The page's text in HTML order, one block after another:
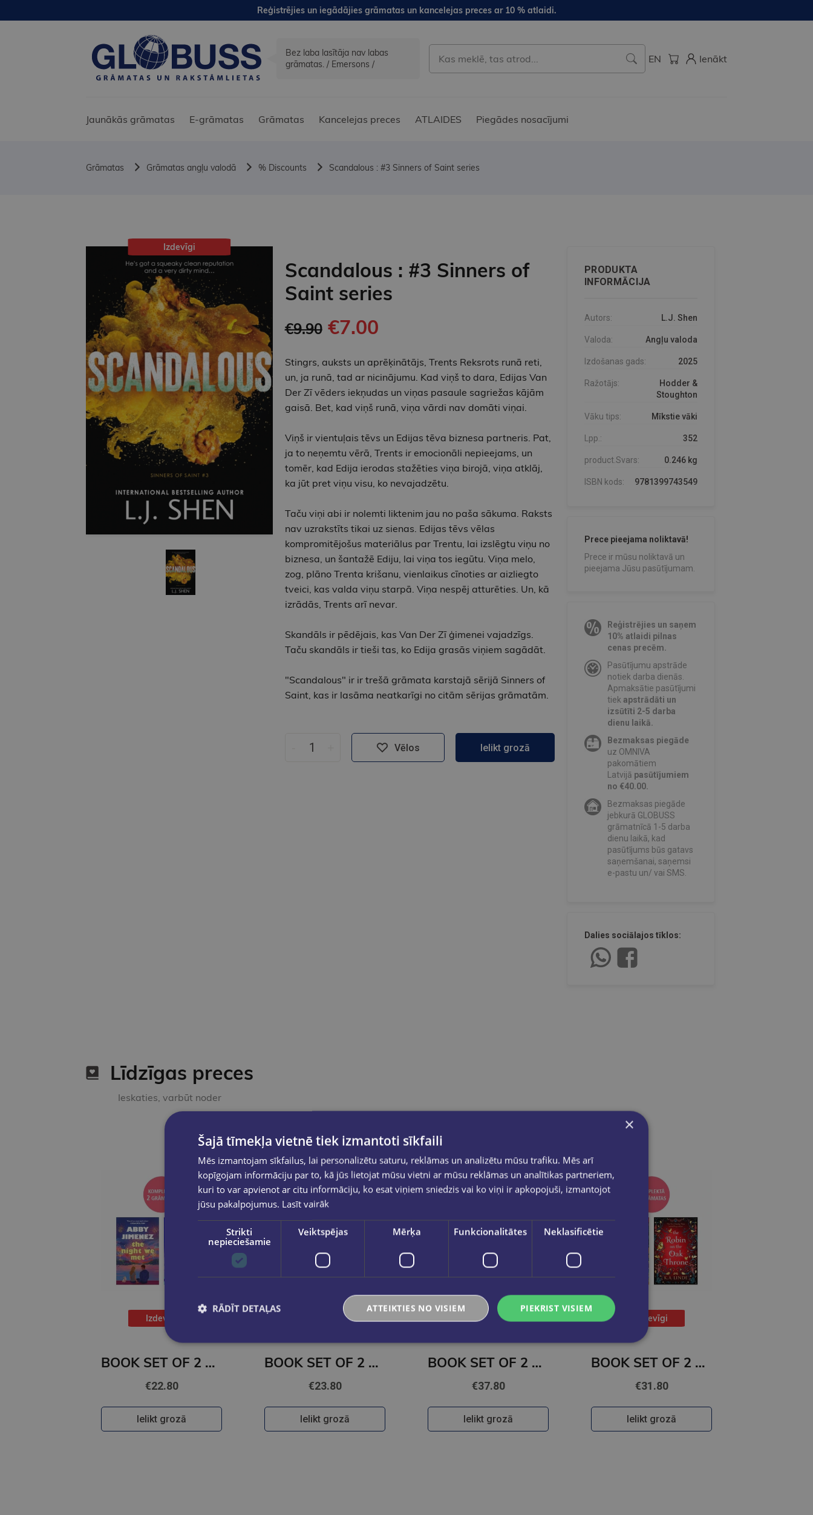
Reģistrējies un iegādājies grāmatas un kancelejas preces ar 10 % atlaidi.
Bez laba lasītāja nav labas
grāmatas. / Emersons /
EN Ienākt
Jaunākās grāmatas E-grāmatas Grāmatas Kancelejas preces ATLAIDES Piegādes nosacījumi
Grāmatas Grāmatas angļu valodā % Discounts Scandalous : #3 Sinners of Saint series
Izdevīgi
Scandalous : #3 Sinners of
Saint series
€9.90€7.00
Stingrs, auksts un aprēķinātājs, Trents Reksrots runā reti,
un, ja runā, tad ar nicinājumu. Kad viņš to dara, Edijas Van
Der Zī vēders iekņudas un viņas pasaule sagriežas kājām
gaisā. Bet, kad viņš runā, viņa vārdi nav domāti viņai.
Viņš ir vientuļais tēvs un Edijas tēva biznesa partneris. Pat,
ja to neņemtu vērā, Trents ir emocionāli nepieejams, un
tomēr, kad Edija ierodas stažēties viņa birojā, viņa atklāj,
ka jūt pret viņu visu, ko nevajadzētu.
Taču viņi abi ir nolemti liktenim jau no paša sākuma. Raksts
nav uzrakstīts tikai uz sienas. Edijas tēvs vēlas
kompromitējošus materiālus par Trentu, lai izslēgtu viņu no
biznesa, un šantažē Ediju, lai viņa tos iegūtu. Viņa melo,
zog, plāno Trenta krišanu, vienlaikus cīnoties ar aizliegto
tveici, kas valda viņu starpā. Viņa nespēj atturēties. Un, kā
izrādās, Trents arī nevar.
Skandāls ir pēdējais, kas Van Der Zī ģimenei vajadzīgs.
Taču skandāls ir tieši tas, ko Edija grasās viņiem sagādāt.
"Scandalous" ir ir trešā grāmata karstajā sērijā Sinners of
Saint, kas ir lasāma neatkarīgi no citām sērijas grāmatām.
Vēlos Ielikt grozā
PRODUKTA
INFORMĀCIJA
Autors: L.J. Shen
Valoda: Angļu valoda
Izdošanas gads: 2025
Ražotājs:
Hodder &
Stoughton
Vāku tips: Mīkstie vāki
Lpp.: 352
product.Svars: 0.246 kg
ISBN kods: 9781399743549
Prece pieejama noliktavā!
Prece ir mūsu noliktavā un
pieejama Jūsu pasūtījumam.
Reģistrējies un saņem
10% atlaidi pilnas
cenas precēm.
Pasūtījumu apstrāde
notiek darba dienās.
Apmaksātie pasūtījumi
tiekapstrādāti un
izsūtīti 2-5 darba
dienu laikā.
Bezmaksas piegāde
uz OMNIVA
pakomātiem
Latvijā pasūtījumiem
no €40.00.
Bezmaksas piegāde
jebkurā GLOBUSS
grāmatnīcā 1-5 darba
dienu laikā, kad
pasūtījums būs gatavs
saņemšanai, saņemsi
e-pastu un/ vai SMS.
Dalies sociālajos tīklos:
Līdzīgas preces
Ieskaties, varbūt noder
Izdevīgi
BOOK SET OF 2 Titles: The Night We Met + Two Can Play
€22.80
Ielikt grozā
BOOK SET OF 2 Titles: It Ends With Us + It Starts with Us
€23.80
Ielikt grozā
Izdevīgi
BOOK SET OF 2 Titles: Alchemy of Secrets + Wild Reverence
€37.80
Ielikt grozā
Izdevīgi
BOOK SET OF 2 Titles: Among the Burning Flowers + The Robin on the Oak Throne
€31.80
Ielikt grozā
×
Šajā tīmekļa vietnē tiek izmantoti sīkfaili
Mēs izmantojam sīkfailus, lai personalizētu saturu, reklāmas un analizētu mūsu trafiku. Mēs arī
kopīgojam informāciju par to, kā jūs lietojat mūsu vietni ar mūsu reklāmas un analītikas partneriem,
kuri to var apvienot ar citu informāciju, ko esat viņiem sniedzis vai ko viņi ir apkopojuši, izmantojot
jūsu pakalpojumus. Lasīt vairāk
Strikti
nepieciešamie
Veiktspējas Mērķa Funkcionalitātes Neklasificētie
PIEKRIST VISIEM
ATTEIKTIES NO VISIEM
RĀDĪT DETAĻAS